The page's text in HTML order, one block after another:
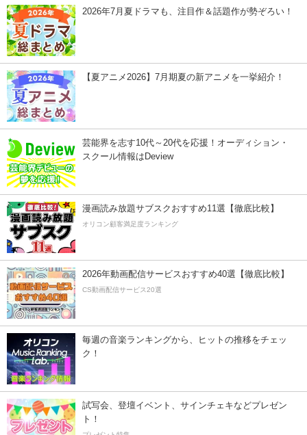
2026年7月夏ドラマも、注目作＆話題作が勢ぞろい！
【夏アニメ2026】7月期夏の新アニメを一挙紹介！
芸能界を志す10代～20代を応援！オーディション・
スクール情報はDeview
漫画読み放題サブスクおすすめ11選【徹底比較】
オリコン顧客満足度ランキング
2026年動画配信サービスおすすめ40選【徹底比較】
CS動画配信サービス20選
毎週の音楽ランキングから、ヒットの推移をチェッ
ク！
試写会、登壇イベント、サインチェキなどプレゼン
ト！